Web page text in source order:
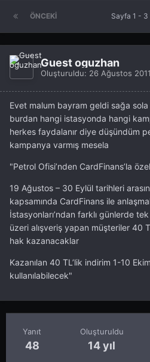
ÖNCEKI Sayfa 1 - 3
Guest oguzhan
Oluşturuldu: 26 Ağustos 2011
Evet malum bayram geldi sağa
burdan hangi istasyonda hangi
herkes faydalanır diye düşündüm
kampanya varmış mesela
"Petrol Ofisi’nden CardFinans’la
19 Ağustos – 30 Eylül tarihleri
kapsamında CardFinans ile
İstasyonları’ndan farklı günlerde
üzeri alışveriş yapan müşteriler 40
hak kazanacaklar
Kazanılan 40 TL’lik indirim 1-10
kullanılabilecek"
Yanıt
48
Oluşturuldu
14 yıl